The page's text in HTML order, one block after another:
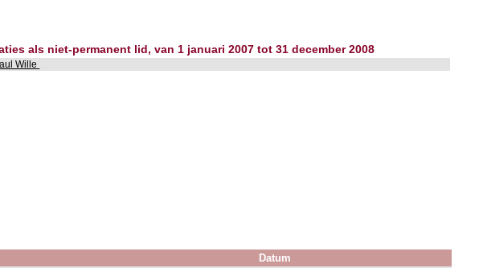
als niet-permanent lid, van 1 januari 2007 tot 31 december 2008
Wille
Datum